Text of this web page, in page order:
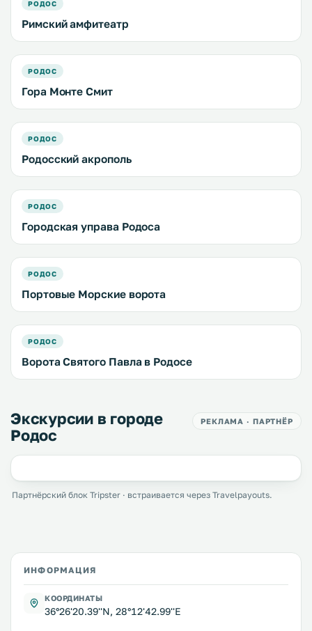
РОДОС
Римский амфитеатр
РОДОС
Гора Монте Смит
РОДОС
Родосский акрополь
РОДОС
Городская управа Родоса
РОДОС
Портовые Морские ворота
РОДОС
Ворота Святого Павла в Родосе
Экскурсии в городе
Родос
РЕКЛАМА · ПАРТНЁР
Партнёрский блок Tripster · встраивается через Travelpayouts.
ИНФОРМАЦИЯ
КООРДИНАТЫ
36°26'20.39''N, 28°12'42.99''E